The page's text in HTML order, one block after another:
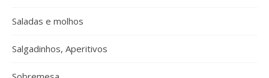
Saladas e molhos
Salgadinhos, Aperitivos